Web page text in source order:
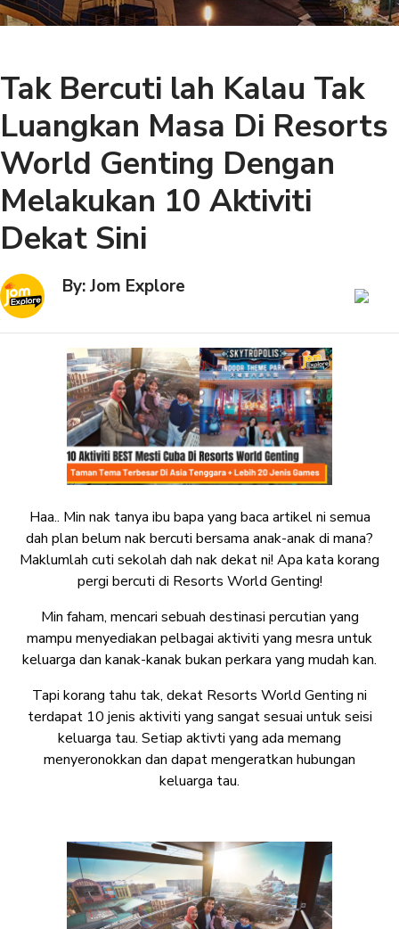
Tak Bercuti lah Kalau Tak
Luangkan Masa Di Resorts
World Genting Dengan
Melakukan 10 Aktiviti
Dekat Sini
By: Jom Explore
Haa.. Min nak tanya ibu bapa yang baca artikel ni semua
dah plan belum nak bercuti bersama anak-anak di mana?
Maklumlah cuti sekolah dah nak dekat ni! Apa kata korang
pergi bercuti di Resorts World Genting!
Min faham, mencari sebuah destinasi percutian yang
mampu menyediakan pelbagai aktiviti yang mesra untuk
keluarga dan kanak-kanak bukan perkara yang mudah kan.
Tapi korang tahu tak, dekat Resorts World Genting ni
terdapat 10 jenis aktiviti yang sangat sesuai untuk seisi
keluarga tau. Setiap aktivti yang ada memang
menyeronokkan dan dapat mengeratkan hubungan
keluarga tau.